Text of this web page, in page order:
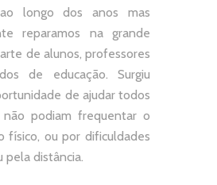
longo dos anos mas
reparamos na grande
de alunos, professores
de educação. Surgiu
de ajudar todos
podiam frequentar o
físico, ou por dificuldades
pela distância.